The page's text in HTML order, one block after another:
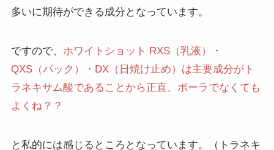
多いに期待ができる成分となっています。
ですので、 ホワイトショット RXS（乳液）・
QXS（パック）・DX（日焼け止め）は主要成分がト
ラネキサム酸であることから正直、ポーラでなくても
よくね？？
と私的には感じるところとなっています。（トラネキ